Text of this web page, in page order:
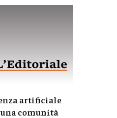
artificiale
comunità